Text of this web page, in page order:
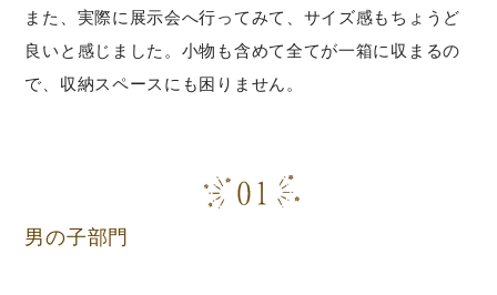
また、実際に展示会へ行ってみて、サイズ感もちょうど
良いと感じました。小物も含めて全てが一箱に収まるの
で、収納スペースにも困りません。
男の子部門